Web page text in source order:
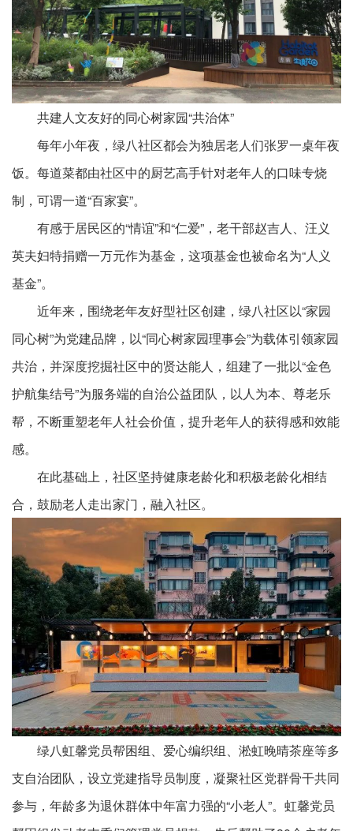
共建人文友好的同心树家园“共治体”
每年小年夜，绿八社区都会为独居老人们张罗一桌年夜
饭。每道菜都由社区中的厨艺高手针对老年人的口味专烧
制，可谓一道“百家宴”。
有感于居民区的“情谊”和“仁爱”，老干部赵吉人、汪义
英夫妇特捐赠一万元作为基金，这项基金也被命名为“人义
基金”。
近年来，围绕老年友好型社区创建，绿八社区以“家园
同心树”为党建品牌，以“同心树家园理事会”为载体引领家园
共治，并深度挖掘社区中的贤达能人，组建了一批以“金色
护航集结号”为服务端的自治公益团队，以人为本、尊老乐
帮，不断重塑老年人社会价值，提升老年人的获得感和效能
感。
在此基础上，社区坚持健康老龄化和积极老龄化相结
合，鼓励老人走出家门，融入社区。
绿八虹馨党员帮困组、爱心编织组、淞虹晚晴茶座等多
支自治团队，设立党建指导员制度，凝聚社区党群骨干共同
参与，年龄多为退休群体中年富力强的“小老人”。虹馨党员